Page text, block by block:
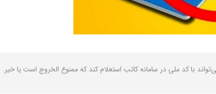
با کد ملی در سامانه کاتب استعلام کند که ممنوع الخروج است یا خیر.